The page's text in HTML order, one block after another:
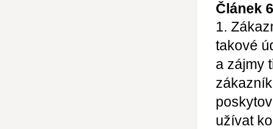
Článek
1.
takové
a zájmy
užívat